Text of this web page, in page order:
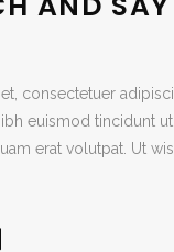
consectetuer
euismod tincidunt ut
erat volutpat. Ut